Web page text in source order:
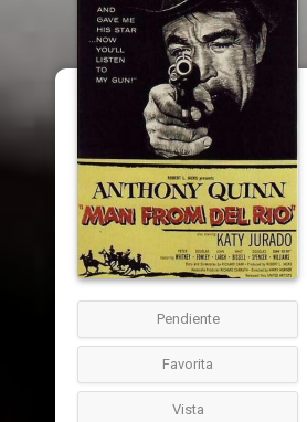
Pendiente
Favorita
Vista